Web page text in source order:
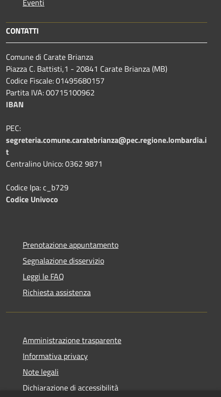
Eventi
CONTATTI
Comune di Carate Brianza
Piazza C. Battisti,1 - 20841 Carate Brianza (MB)
Codice Fiscale: 01495680157
Partita IVA: 00715100962
IBAN
PEC:
segreteria.comune.caratebrianza@pec.regione.lombardia.i
t
Centralino Unico: 0362 9871
Codice Ipa: c_b729
Codice Univoco
Prenotazione appuntamento
Segnalazione disservizio
Leggi le FAQ
Richiesta assistenza
Amministrazione trasparente
Informativa privacy
Note legali
Dichiarazione di accessibilità